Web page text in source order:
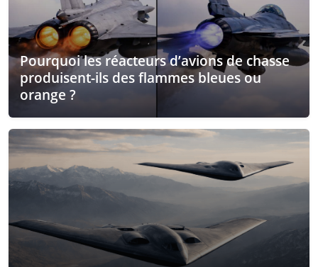
Pourquoi les réacteurs d’avions de chasse
produisent-ils des flammes bleues ou
orange ?